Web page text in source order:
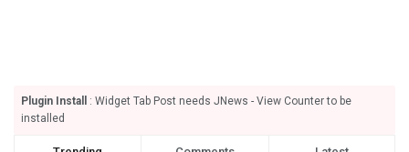
Plugin Install
: Widget Tab Post needs JNews - View Counter to be
installed